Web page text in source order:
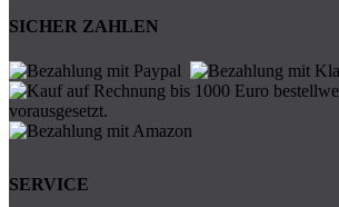
SICHER ZAHLEN
SERVICE